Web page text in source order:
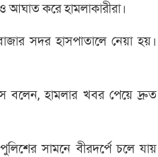
করে হামলাকারীরা।
সদর হাসপাতালে নেয়া হয়।
বলেন, হামলার খবর পেয়ে দ্রুত
সামনে বীরদর্পে চলে যায়